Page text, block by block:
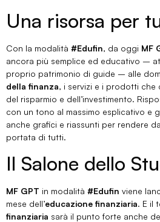
Una risorsa per
Con la modalità #Edufin, da oggi MF
ancora più semplice ed educativo –
proprio patrimonio di guide – alle
della finanza, i servizi e i prodotti che
del risparmio e dell’investimento.
con un tono al massimo esplicativo e
anche grafici e riassunti per rendere
portata di tutti.
Il Salone dello
MF GPT in modalità #Edufin viene
mese dell’educazione finanziaria. E il
finanziaria sarà il punto forte anche